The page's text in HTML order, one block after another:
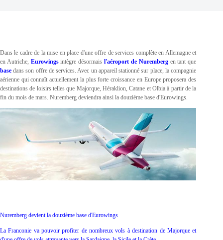
Dans le cadre de la mise en place d'une offre de services complète en Allemagne et
en Autriche, Eurowingsintègre désormaisl'aéroport de Nurembergen tant que
base dans son offre de services. Avec un appareil stationné sur place, la compagnie
aérienne qui connaît actuellement la plus forte croissance en Europe proposera des
destinations de loisirs telles que Majorque, Héraklion, Catane et Olbia à partir de la
fin du mois de mars. Nuremberg deviendra ainsi la douzième base d'Eurowings.
Nuremberg devient la douzième base d'Eurowings
La Franconie va pouvoir profiter de nombreux vols à destination de Majorque et